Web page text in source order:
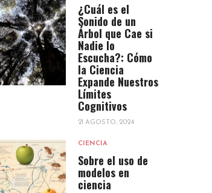
¿Cuál es el
Sonido de un
Árbol que Cae si
Nadie lo
Escucha?: Cómo
la Ciencia
Expande Nuestros
Límites
Cognitivos
21 AGOSTO, 2024
CIENCIA
Sobre el uso de
modelos en
ciencia